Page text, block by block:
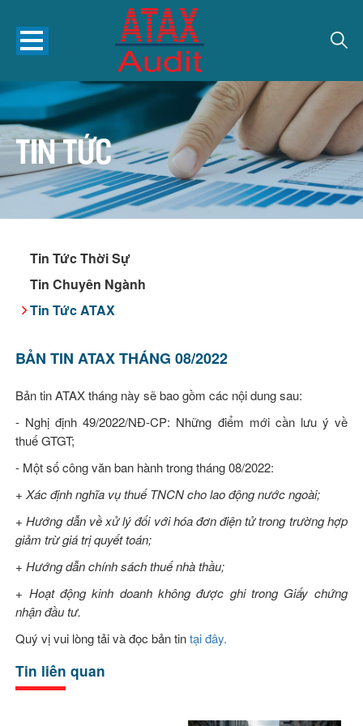
Tin tức
Tin Tức Thời Sự
Tin Chuyên Ngành
Tin Tức ATAX
BẢN TIN ATAX THÁNG 08/2022
Bản tin ATAX tháng này sẽ bao gồm các nội dung sau:
- Nghị định 49/2022/NĐ-CP: Những điểm mới cần lưu ý về
thuế GTGT;
- Một số công văn ban hành trong tháng 08/2022:
+ Xác định nghĩa vụ thuế TNCN cho lao động nước ngoài;
+ Hướng dẫn về xử lý đối với hóa đơn điện tử trong trường hợp
giảm trừ giá trị quyết toán;
+ Hướng dẫn chính sách thuế nhà thầu;
+ Hoạt động kinh doanh không được ghi trong Giấy chứng
nhận đầu tư.
Quý vị vui lòng tải và đọc bản tintại đây.
Tin liên quan